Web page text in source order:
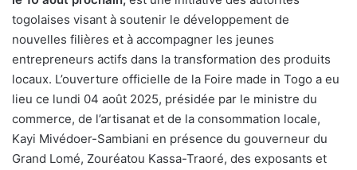
togolaises visant à soutenir le développement de
nouvelles filières et à accompagner les jeunes
entrepreneurs actifs dans la transformation des produits
locaux. L’ouverture officielle de la Foire made in Togo a eu
lieu ce lundi 04 août 2025, présidée par le ministre du
commerce, de l’artisanat et de la consommation locale,
Kayi Mivédoer-Sambiani en présence du gouverneur du
Grand Lomé, Zouréatou Kassa-Traoré, des exposants et